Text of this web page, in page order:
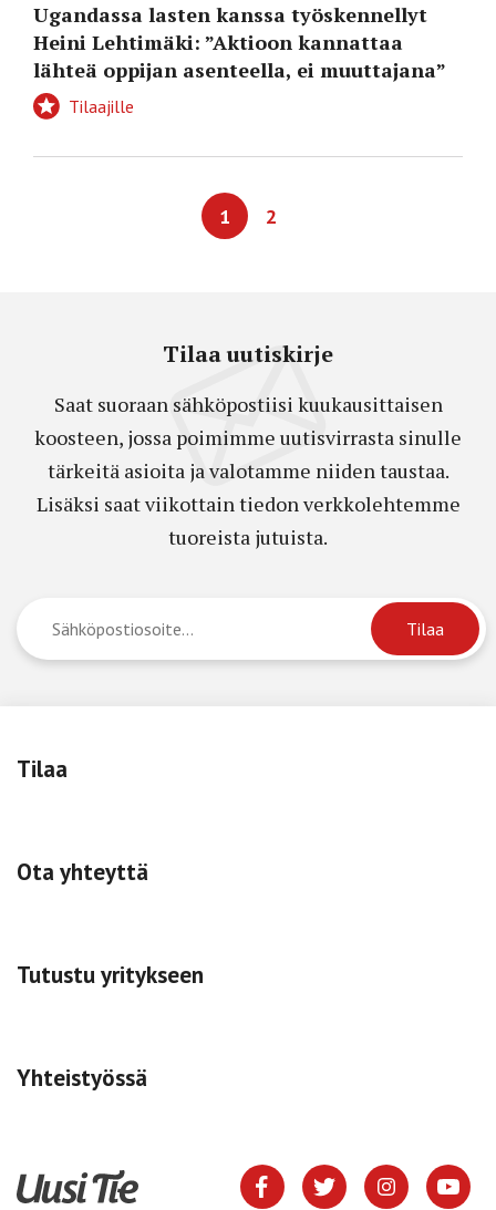
Ugandassa lasten kanssa työskennellyt
Heini Lehtimäki: ”Aktioon kannattaa
lähteä oppijan asenteella, ei muuttajana”
Tilaajille
1 2
Tilaa uutiskirje
Saat suoraan sähköpostiisi kuukausittaisen
koosteen, jossa poimimme uutisvirrasta sinulle
tärkeitä asioita ja valotamme niiden taustaa.
Lisäksi saat viikottain tiedon verkkolehtemme
tuoreista jutuista.
Tilaa
Ota yhteyttä
Tutustu yritykseen
Yhteistyössä